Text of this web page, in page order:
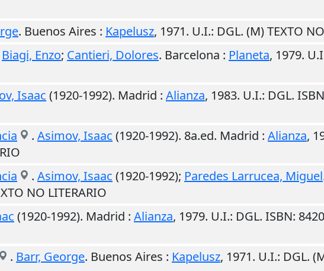
. Buenos Aires : Kapelusz, 1971. U.I.: DGL. (M) TEXTO
Biagi, Enzo; Cantieri, Dolores. Barcelona : Planeta, 1979.
Isaac (1920-1992). Madrid : Alianza, 1983. U.I.: DGL.
. Asimov, Isaac (1920-1992). 8a.ed. Madrid : Alianza,
. Asimov, Isaac (1920-1992); Paredes Larrucea, Miguel
NO LITERARIO
(1920-1992). Madrid : Alianza, 1979. U.I.: DGL. ISBN:
. Barr, George. Buenos Aires : Kapelusz, 1971. U.I.: DGL.